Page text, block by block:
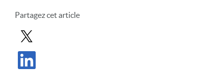
Partagez cet article
Partager le message dans X